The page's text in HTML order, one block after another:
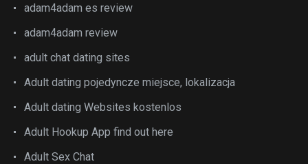
adam4adam es review
adam4adam review
adult chat dating sites
Adult dating pojedyncze miejsce, lokalizacja
Adult dating Websites kostenlos
Adult Hookup App find out here
Adult Sex Chat